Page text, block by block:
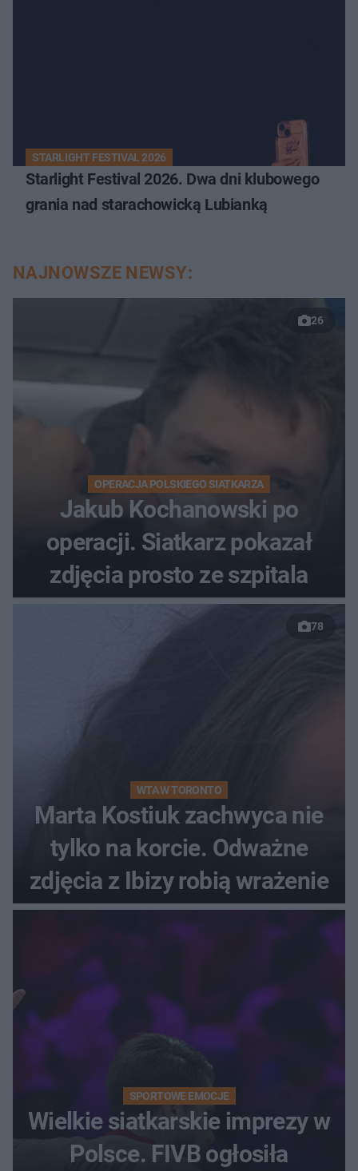
STARLIGHT FESTIVAL 2026
Starlight Festival 2026. Dwa dni klubowego
grania nad starachowicką Lubianką
NAJNOWSZE NEWSY:
26
OPERACJA POLSKIEGO SIATKARZA
Jakub Kochanowski po
operacji. Siatkarz pokazał
zdjęcia prosto ze szpitala
78
WTA W TORONTO
Marta Kostiuk zachwyca nie
tylko na korcie. Odważne
zdjęcia z Ibizy robią wrażenie
SPORTOWE EMOCJE
Wielkie siatkarskie imprezy w
Polsce. FIVB ogłosiła